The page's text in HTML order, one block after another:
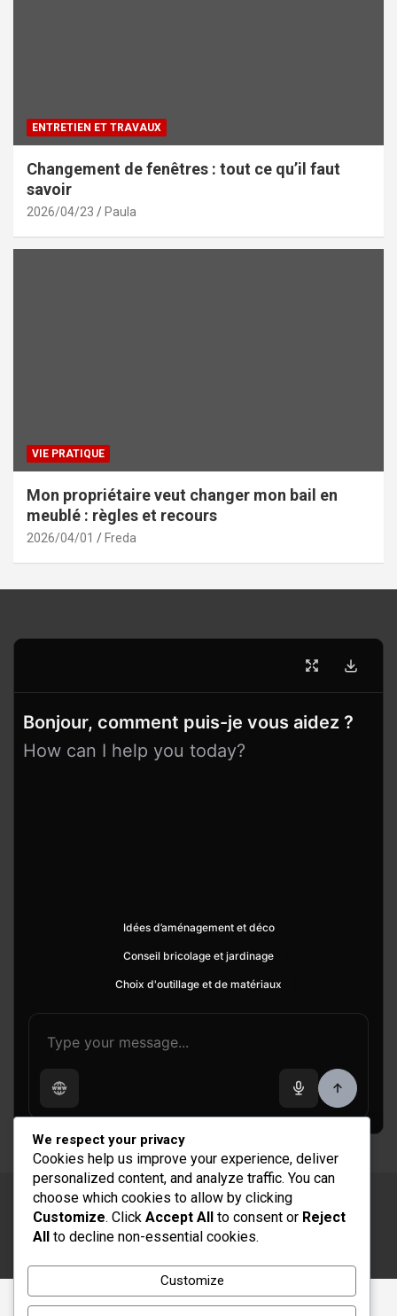
ENTRETIEN ET TRAVAUX
Changement de fenêtres : tout ce qu’il faut
savoir
2026/04/23 Paula
VIE PRATIQUE
Mon propriétaire veut changer mon bail en
meublé : règles et recours
2026/04/01 Freda
Bonjour, comment puis-je vous aidez ?
How can I help you today?
Idées d’aménagement et déco
Conseil bricolage et jardinage
Choix d'outillage et de matériaux
Copyright © 2026Rénovation et Décoration
Thème par :Theme Horse
We respect your privacy
Cookies help us improve your experience, deliver
personalized content, and analyze traffic. You can
choose which cookies to allow by clicking
Customize. Click Accept All to consent or Reject
All to decline non-essential cookies.
Customize